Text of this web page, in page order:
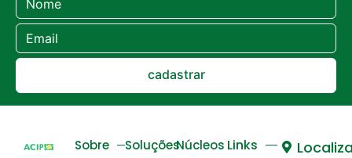
cadastrar
Sobre SoluçõesNúcleos Links